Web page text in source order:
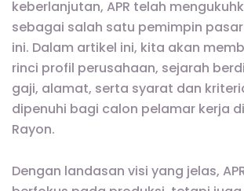
keberlanjutan, APR telah
sebagai salah satu pemimpin
ini. Dalam artikel ini, kita akan
rinci profil perusahaan, sejarah
gaji, alamat, serta syarat dan
dipenuhi bagi calon pelamar kerja
Rayon.
Dengan landasan visi yang jelas,